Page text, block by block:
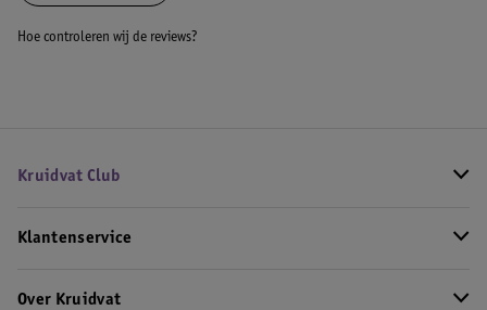
Hoe controleren wij de reviews?
Kruidvat Club
Klantenservice
Over Kruidvat